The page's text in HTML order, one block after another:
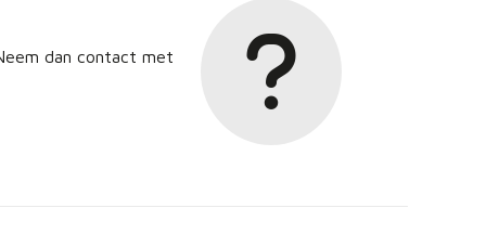
dan contact met